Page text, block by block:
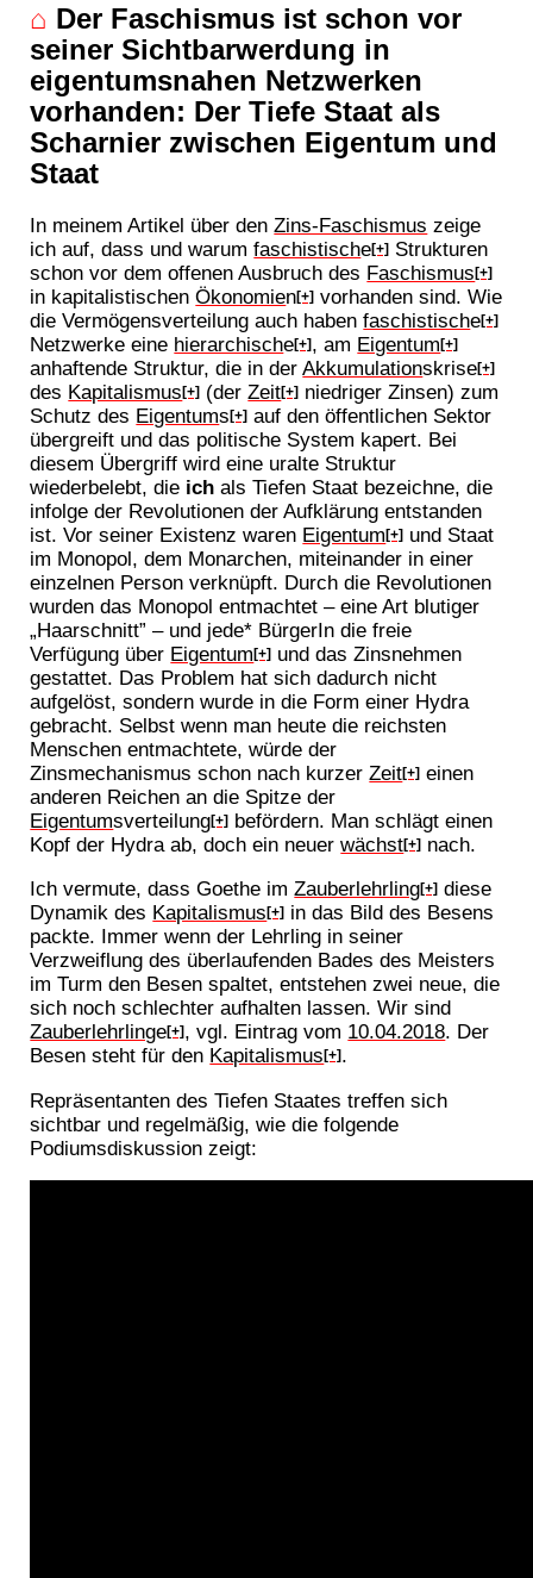
⌂ Der Faschismus ist schon vor
seiner Sichtbarwerdung in
eigentumsnahen Netzwerken
vorhanden: Der Tiefe Staat als
Scharnier zwischen Eigentum und
Staat
In meinem Artikel über denZins-Faschismus zeige
ich auf, dass und warumfaschistische[+] Strukturen
schon vor dem offenen Ausbruch des Faschismus[+]
in kapitalistischenÖkonomien[+] vorhanden sind. Wie
die Vermögensverteilung auch habenfaschistische[+]
Netzwerke eine hierarchische[+] , am Eigentum[+]
anhaftende Struktur, die in derAkkumulationskrise[+]
des Kapitalismus[+] (derZeit[+] niedriger Zinsen) zum
Schutz des Eigentums[+] auf den öffentlichen Sektor
übergreift und das politische System kapert. Bei
diesem Übergriff wird eine uralte Struktur
wiederbelebt, die ich als Tiefen Staat bezeichne, die
infolge der Revolutionen der Aufklärung entstanden
ist. Vor seiner Existenz waren Eigentum[+] und Staat
im Monopol, dem Monarchen, miteinander in einer
einzelnen Person verknüpft. Durch die Revolutionen
wurden das Monopol entmachtet – eine Art blutiger
„Haarschnitt” – und jede* BürgerIn die freie
Verfügung über Eigentum[+] und das Zinsnehmen
gestattet. Das Problem hat sich dadurch nicht
aufgelöst, sondern wurde in die Form einer Hydra
gebracht. Selbst wenn man heute die reichsten
Menschen entmachtete, würde der
Zinsmechanismus schon nach kurzerZeit[+] einen
anderen Reichen an die Spitze der
Eigentumsverteilung[+] befördern. Man schlägt einen
Kopf der Hydra ab, doch ein neuerwächst[+] nach.
Ich vermute, dass Goethe imZauberlehrling[+] diese
Dynamik des Kapitalismus[+] in das Bild des Besens
packte. Immer wenn der Lehrling in seiner
Verzweiflung des überlaufenden Bades des Meisters
im Turm den Besen spaltet, entstehen zwei neue, die
sich noch schlechter aufhalten lassen. Wir sind
Zauberlehrlinge[+] , vgl. Eintrag vom 10.04.2018. Der
Besen steht für den Kapitalismus[+] .
Repräsentanten des Tiefen Staates treffen sich
sichtbar und regelmäßig, wie die folgende
Podiumsdiskussion zeigt: